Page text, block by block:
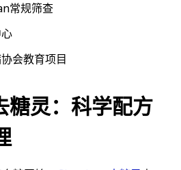
常规筛查
会教育项目
灵：科学配方